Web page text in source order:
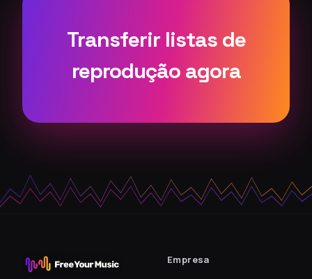
Transferir listas de
reprodução agora
Empresa